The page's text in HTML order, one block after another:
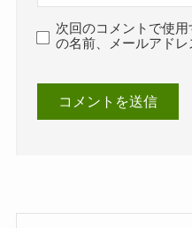
次回のコメントで使
の名前、メールアドレ